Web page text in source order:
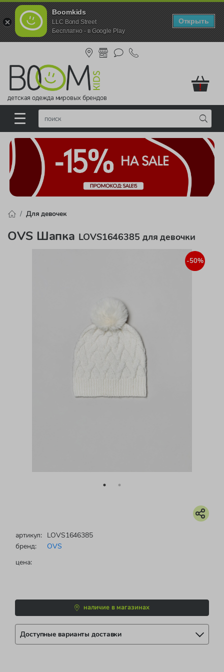
Boomkids
LLC Bond Street
Бесплатно - в Google Play
Открыть
детская одежда мировых брендов
!
Для девочек
OVS Шапка LOVS1646385 для девочки
-50%
артикул: LOVS1646385
бренд:
OVS
цена:
наличие в магазинах
Доступные варианты доставки